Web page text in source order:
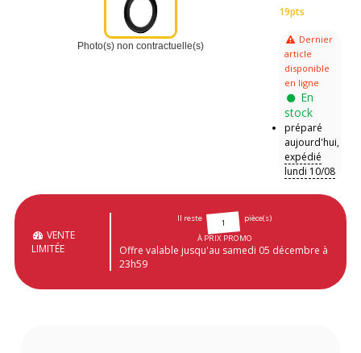
Photo(s) non contractuelle(s)
19pts
Dernier
article
disponible
en ligne
En
stock
préparé
aujourd'hui,
expédié
lundi 10/08
VENTE
LIMITÉE
Il reste 1
pièce(s)
À PRIX PROMO
Offre valable jusqu'au samedi 05 décembre à
23h59